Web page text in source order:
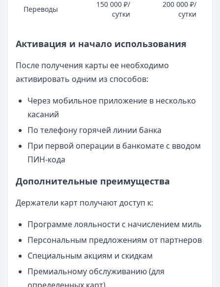
Переводы
150 000 ₽/
сутки
200 000 ₽/
сутки
Активация и начало использования
После получения карты ее необходимо
активировать одним из способов:
Через мобильное приложение в несколько
касаний
По телефону горячей линии банка
При первой операции в банкомате с вводом
ПИН-кода
Дополнительные преимущества
Держатели карт получают доступ к:
Программе лояльности с начислением миль
Персональным предложениям от партнеров
Специальным акциям и скидкам
Премиальному обслуживанию (для